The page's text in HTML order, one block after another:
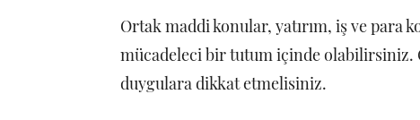
Ortak maddi konular, yatırım, iş ve para
mücadeleci bir tutum içinde olabilirsiniz.
duygulara dikkat etmelisiniz.